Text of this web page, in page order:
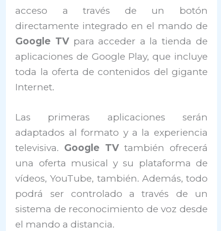
acceso a través de un botón
directamente integrado en el mando de
Google TVpara acceder a la tienda de
aplicaciones de Google Play, que incluye
toda la oferta de contenidos del gigante
Internet.
Las primeras aplicaciones serán
adaptados al formato y a la experiencia
televisiva. Google TV también ofrecerá
una oferta musical y su plataforma de
vídeos, YouTube, también. Además, todo
podrá ser controlado a través de un
sistema de reconocimiento de voz desde
el mando a distancia.